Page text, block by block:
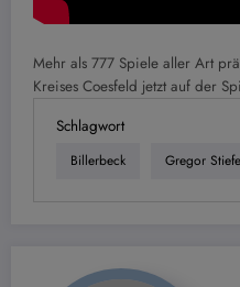
Mehr als 777 Spiele aller Art
Kreises Coesfeld jetzt auf der
Schlagwort
Billerbeck Gregor